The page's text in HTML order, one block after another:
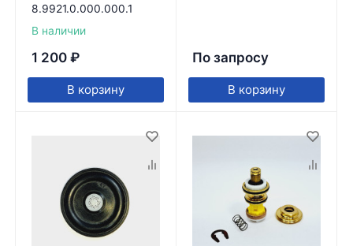
8.9921.0.000.000.1
В наличии
1 200 ₽
В корзину
По запросу
В корзину